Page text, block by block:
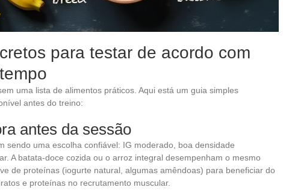
para testar de acordo com
uma lista de alimentos práticos. Aqui está um guia simples
antes do treino:
antes da sessão
sendo uma escolha confiável: IG moderado, boa densidade
A batata-doce cozida ou o arroz integral desempenham o mesmo
de proteínas (iogurte natural, algumas amêndoas) para beneficiar do
e proteínas no recrutamento muscular.